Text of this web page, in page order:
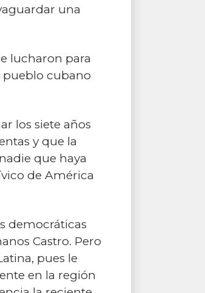
una
lucharon para
pueblo cubano
los siete años
y que la
que haya
de América
democráticas
Castro. Pero
pues le
en la región